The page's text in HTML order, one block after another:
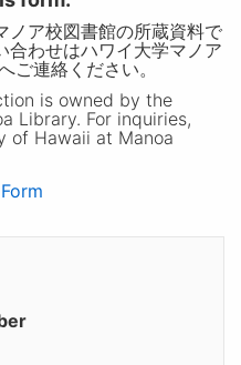
ノア校図書館の所蔵資料で
合わせはハワイ大学マノア
連絡ください。
is owned by the
Library. For inquiries,
of Hawaii at Manoa